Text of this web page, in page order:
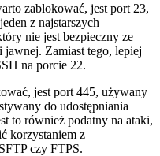
zablokować, jest port 23,
z najstarszych
nie jest bezpieczny ze⁣
⁤jawnej.‌ Zamiast⁢ tego, lepiej⁢
na porcie ‌22.
jest port 445, używany⁤
do udostępniania
⁢to również podatny na ataki,
korzystaniem z⁢
czy FTPS.